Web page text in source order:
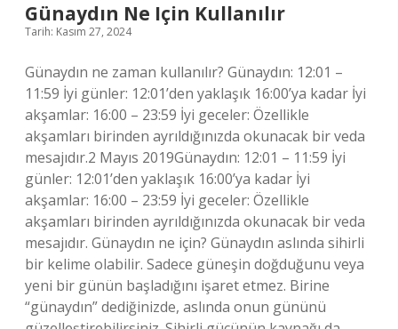
Günaydın Ne Için Kullanılır
Tarih: Kasım 27, 2024
Günaydın ne zaman kullanılır? Günaydın: 12:01 –
11:59 İyi günler: 12:01’den yaklaşık 16:00’ya kadar İyi
akşamlar: 16:00 – 23:59 İyi geceler: Özellikle
akşamları birinden ayrıldığınızda okunacak bir veda
mesajıdır.2 Mayıs 2019Günaydın: 12:01 – 11:59 İyi
günler: 12:01’den yaklaşık 16:00’ya kadar İyi
akşamlar: 16:00 – 23:59 İyi geceler: Özellikle
akşamları birinden ayrıldığınızda okunacak bir veda
mesajıdır. Günaydın ne için? Günaydın aslında sihirli
bir kelime olabilir. Sadece güneşin doğduğunu veya
yeni bir günün başladığını işaret etmez. Birine
“günaydın” dediğinizde, aslında onun gününü